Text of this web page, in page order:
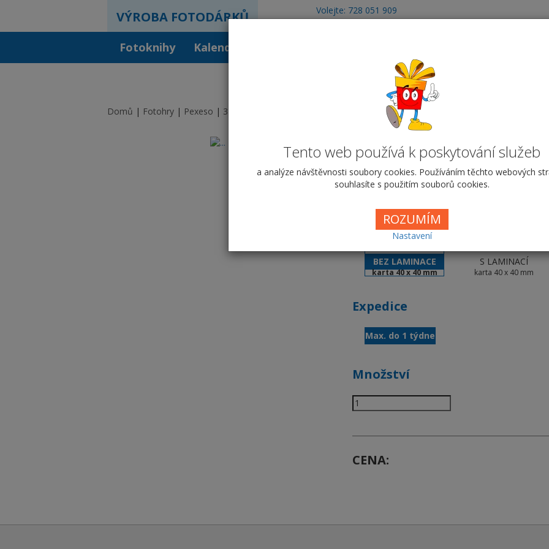
Tento web používá k poskytování služeb
a analýze návštěvnosti soubory cookies. Používáním těchto webových
souhlasíte s použitím souborů cookies.
ROZUMÍM
Nastavení
VÝROBA FOTODÁRKŮ
Volejte: 728 051 909
obchod@vyrobafotodarku.cz
Fotoknihy Kalendáře
Pexeso - 32 párů / logo
Domů Fotohry Pexeso 32 párů / logo
32 párů / logo
Cena od 79,00 Kč
Úprava
BEZ LAMINACE
karta 40 x 40 mm
S LAMINACÍ
karta 40 x 40 mm
Expedice
Max. do 1 týdne
Množství
CENA